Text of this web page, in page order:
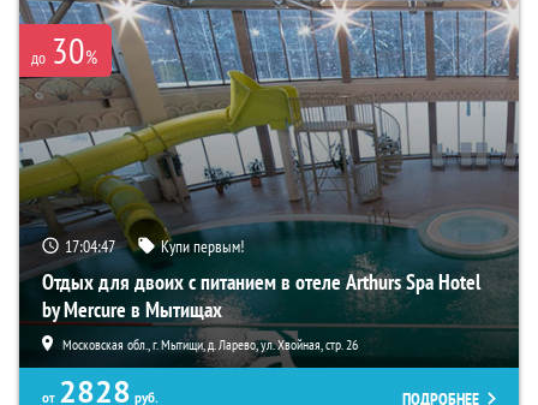
до 30%
17:04:46 Купи первым!
Отдых для двоих с питанием в отеле Arthurs Spa Hotel
by Mercure в Мытищах
Московская обл., г. Мытищи, д. Ларево, ул. Хвойная, стр. 26
от 2828 руб. ПОДРОБНЕЕ